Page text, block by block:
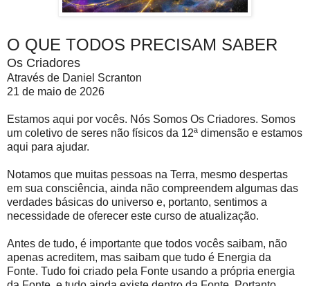
O QUE TODOS PRECISAM SABER
Os Criadores
Através de Daniel Scranton
21 de maio de 2026
Estamos aqui por vocês. Nós Somos Os Criadores. Somos
um coletivo de seres não físicos da 12ª dimensão e estamos
aqui para ajudar.
Notamos que muitas pessoas na Terra, mesmo despertas
em sua consciência, ainda não compreendem algumas das
verdades básicas do universo e, portanto, sentimos a
necessidade de oferecer este curso de atualização.
Antes de tudo, é importante que todos vocês saibam, não
apenas acreditem, mas saibam que tudo é Energia da
Fonte. Tudo foi criado pela Fonte usando a própria energia